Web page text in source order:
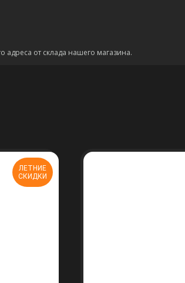
адреса от склада нашего магазина.
ЛЕТНИЕ
СКИДКИ